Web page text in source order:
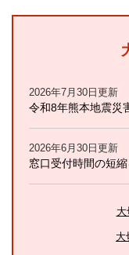
2026年7月30日更新
令和8年熊本地震災
2026年6月30日更新
窓口受付時間の短
大